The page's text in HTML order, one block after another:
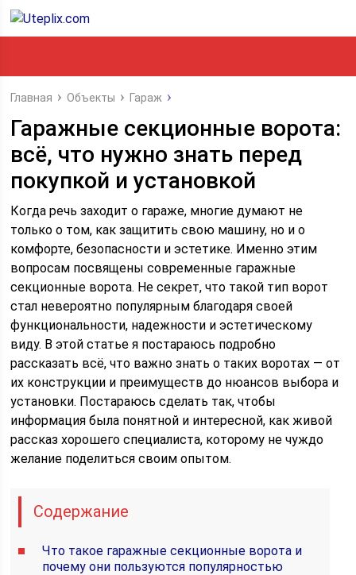
Главная Объекты Гараж
Гаражные секционные ворота:
всё, что нужно знать перед
покупкой и установкой
Когда речь заходит о гараже, многие думают не
только о том, как защитить свою машину, но и о
комфорте, безопасности и эстетике. Именно этим
вопросам посвящены современные гаражные
секционные ворота. Не секрет, что такой тип ворот
стал невероятно популярным благодаря своей
функциональности, надежности и эстетическому
виду. В этой статье я постараюсь подробно
рассказать всё, что важно знать о таких воротах — от
их конструкции и преимуществ до нюансов выбора и
установки. Постараюсь сделать так, чтобы
информация была понятной и интересной, как живой
рассказ хорошего специалиста, которому не чуждо
желание поделиться своим опытом.
Содержание
Что такое гаражные секционные ворота и
почему они пользуются популярностью